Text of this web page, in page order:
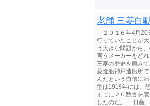
老舗 三菱自
２０１６年4月20
行っていたことが
う大きな問題から
言うメーカーをど
三菱の歴史を顧み
菱造船神戸造船所
んだという自信に
型は1919年には、
までに２０数台を
したのだ。 日産 ...